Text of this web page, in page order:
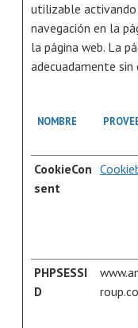
utilizable
navegación en la
la página web. La
adecuadamente sin
NOMBRE
CookieCon
sent
PHPSESSI
D